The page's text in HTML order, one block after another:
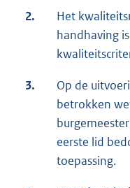
2.
Het
handhaving
3.
Op de
betrokken
eerste lid
toepassing.